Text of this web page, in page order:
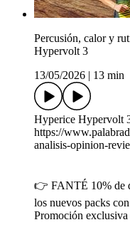
Percusión, calor y
Hypervolt 3
13/05/2026
13 min
Hyperice Hypervolt
https://
analisis-opinion-
👉 FANTÉ 10% de
los nuevos packs
Promoción